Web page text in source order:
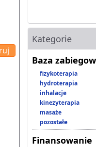
Kategorie
Baza
fizykoterapia
hydroterapia
inhalacje
kinezyterapia
masaże
pozostałe
Finansowanie